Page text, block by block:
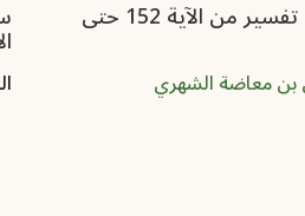
سورة الأعراف (18) تفسير من الآية 152 حتى
بن معاضة الشهري